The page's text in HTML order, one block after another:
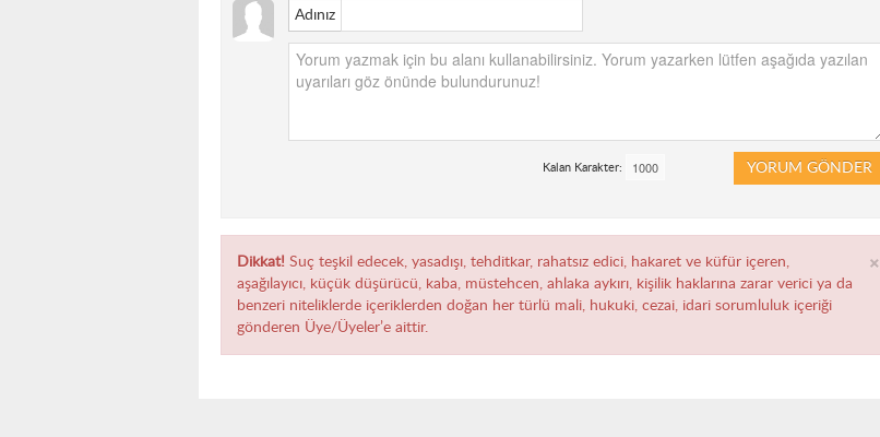
Adınız
YORUM GÖNDER
Kalan Karakter:
×
Dikkat! Suç teşkil edecek, yasadışı, tehditkar, rahatsız edici, hakaret ve küfür içeren,
aşağılayıcı, küçük düşürücü, kaba, müstehcen, ahlaka aykırı, kişilik haklarına zarar verici ya da
benzeri niteliklerde içeriklerden doğan her türlü mali, hukuki, cezai, idari sorumluluk içeriği
gönderen Üye/Üyeler’e aittir.